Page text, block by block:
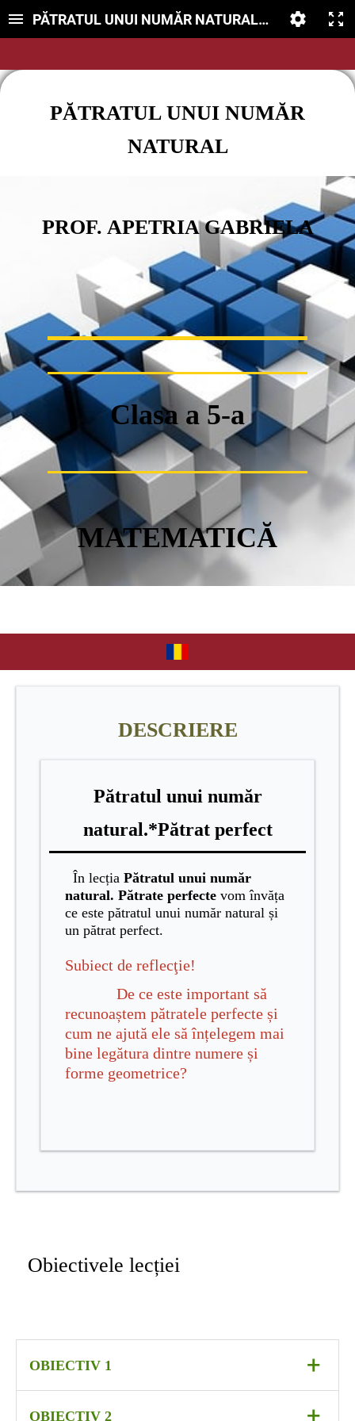
PĂTRATUL UNUI NUMĂR NATURAL- PLAN DE
PĂTRATUL UNUI NUMĂR
NATURAL
PROF. APETRIA GABRIELA
Clasa a 5-a
MATEMATICĂ
DESCRIERE
Pătratul unui număr
natural.*Pătrat perfect
În lecția Pătratul unui număr
natural. Pătrate perfecte vom învăța
ce este pătratul unui număr natural și
un pătrat perfect.
Subiect de reflecţie!
De ce este important să
recunoaștem pătratele perfecte și
cum ne ajută ele să înțelegem mai
bine legătura dintre numere și
forme geometrice?
Obiectivele lecției
OBIECTIV 1 +
O1să definească noțiunea de
OBIECTIV 2